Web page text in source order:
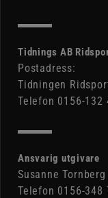
Tidnings AB
Postadress:
Tidningen
Telefon 0156-132
Ansvarig utgivare
Susanne Tornberg
Telefon 0156-348